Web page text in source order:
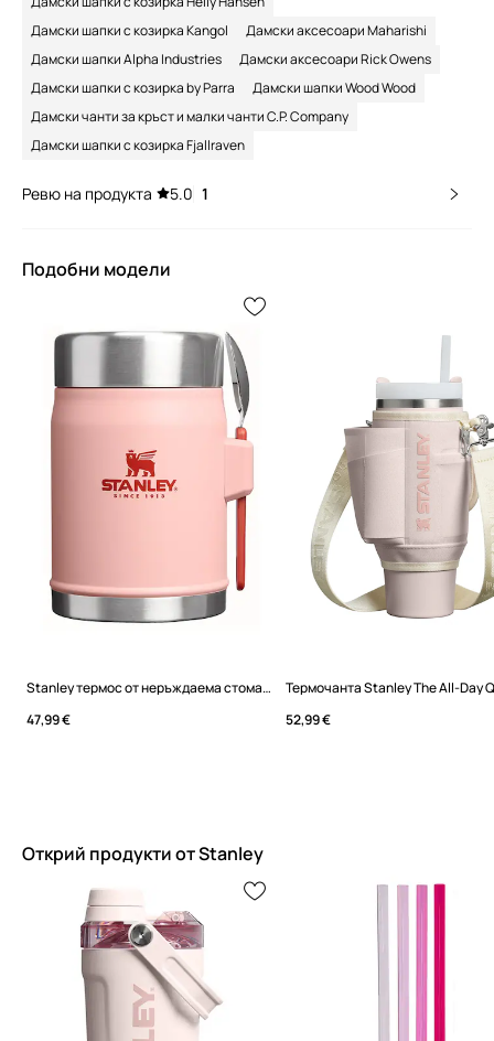
Дамски шапки с козирка Kangol
Дамски аксесоари Maharishi
Дамски шапки Alpha Industries
Дамски аксесоари Rick Owens
Дамски шапки с козирка by Parra
Дамски шапки Wood Wood
Дамски чанти за кръст и малки чанти C.P. Company
Дамски шапки с козирка Fjallraven
Ревю на продукта 5.0 1
Подобни модели
Stanley термос от неръждаема стомана Classic legendary 0,4l
47,99 €
52,99 €
Открий продукти от Stanley